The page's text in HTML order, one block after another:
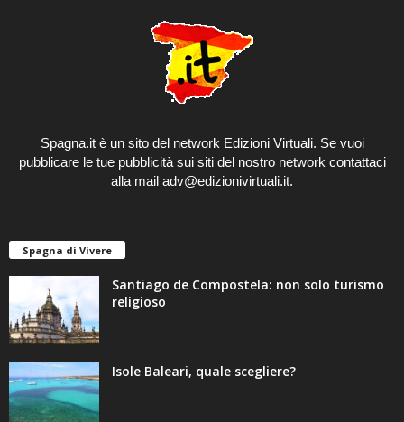
Spagna.it è un sito del network Edizioni Virtuali. Se vuoi
pubblicare le tue pubblicità sui siti del nostro network contattaci
alla mail adv@edizionivirtuali.it.
Spagna di Vivere
Santiago de Compostela: non solo turismo
religioso
Isole Baleari, quale scegliere?